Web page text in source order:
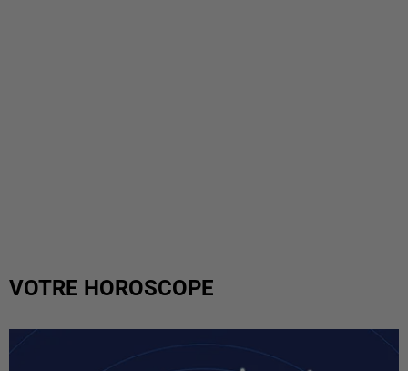
VOTRE HOROSCOPE